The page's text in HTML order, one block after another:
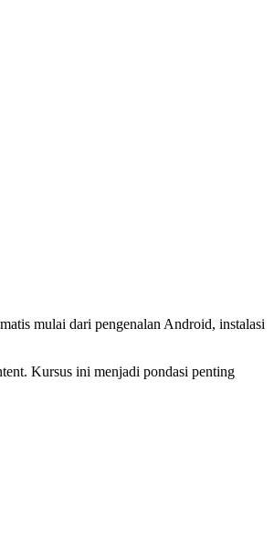
mulai dari pengenalan Android, instalasi
Kursus ini menjadi pondasi penting